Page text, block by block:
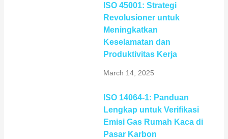
ISO 45001: Strategi
Revolusioner untuk
Meningkatkan
Keselamatan dan
Produktivitas Kerja
March 14, 2025
ISO 14064-1: Panduan
Lengkap untuk Verifikasi
Emisi Gas Rumah Kaca di
Pasar Karbon